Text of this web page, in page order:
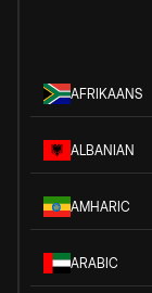
AFRIKAANS
ALBANIAN
AMHARIC
ARABIC